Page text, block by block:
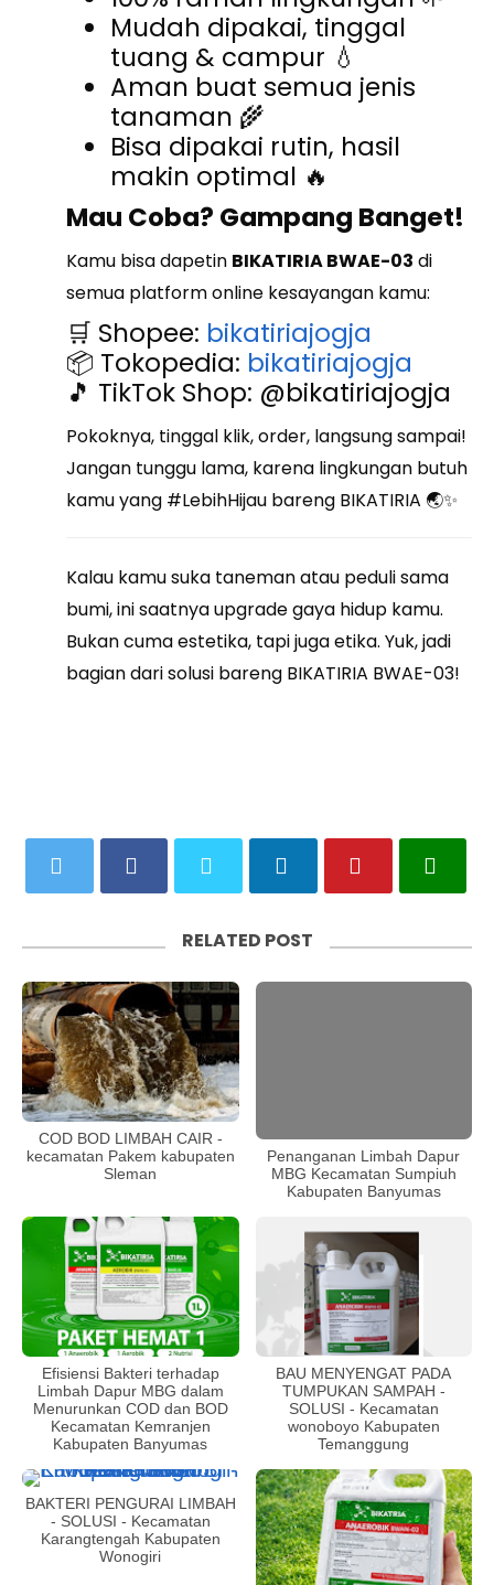
Mudah dipakai, tinggal
tuang & campur 💧
Aman buat semua jenis
tanaman 🌾
Bisa dipakai rutin, hasil
makin optimal 🔥
Mau Coba? Gampang Banget!
Kamu bisa dapetin BIKATIRIA BWAE-03 di
semua platform online kesayangan kamu:
🛒 Shopee: bikatiriajogja
📦 Tokopedia: bikatiriajogja
🎵 TikTok Shop: @bikatiriajogja
Pokoknya, tinggal klik, order, langsung sampai!
Jangan tunggu lama, karena lingkungan butuh
kamu yang #LebihHijau bareng BIKATIRIA 🌏✨
Kalau kamu suka taneman atau peduli sama
bumi, ini saatnya upgrade gaya hidup kamu.
Bukan cuma estetika, tapi juga etika. Yuk, jadi
bagian dari solusi bareng BIKATIRIA BWAE-03!
RELATED POST
COD BOD LIMBAH CAIR -
kecamatan Pakem kabupaten
Sleman
Penanganan Limbah Dapur
MBG Kecamatan Sumpiuh
Kabupaten Banyumas
Efisiensi Bakteri terhadap
Limbah Dapur MBG dalam
Menurunkan COD dan BOD
Kecamatan Kemranjen
Kabupaten Banyumas
BAU MENYENGAT PADA
TUMPUKAN SAMPAH -
SOLUSI - Kecamatan
wonoboyo Kabupaten
Temanggung
BAKTERI PENGURAI LIMBAH
- SOLUSI - Kecamatan
Karangtengah Kabupaten
Wonogiri